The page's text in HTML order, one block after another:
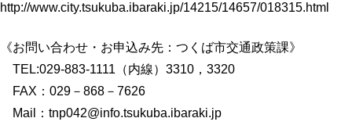
http://www.city.tsukuba.ibaraki.jp/14215/14657/018315.html
《お問い合わせ・お申込み先：つくば市交通政策課》
TEL:029-883-1111（内線）3310，3320
FAX：029－868－7626
Mail：tnp042@info.tsukuba.ibaraki.jp